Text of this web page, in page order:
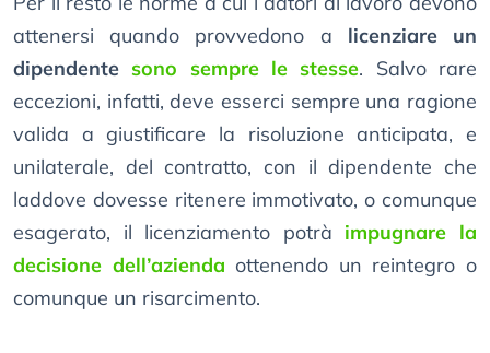
attenersi quando provvedono a licenziare un
dipendente sono sempre le stesse. Salvo rare
eccezioni, infatti, deve esserci sempre una ragione
valida a giustificare la risoluzione anticipata, e
unilaterale, del contratto, con il dipendente che
laddove dovesse ritenere immotivato, o comunque
esagerato, il licenziamento potrà impugnare la
decisione dell’azienda ottenendo un reintegro o
comunque un risarcimento.